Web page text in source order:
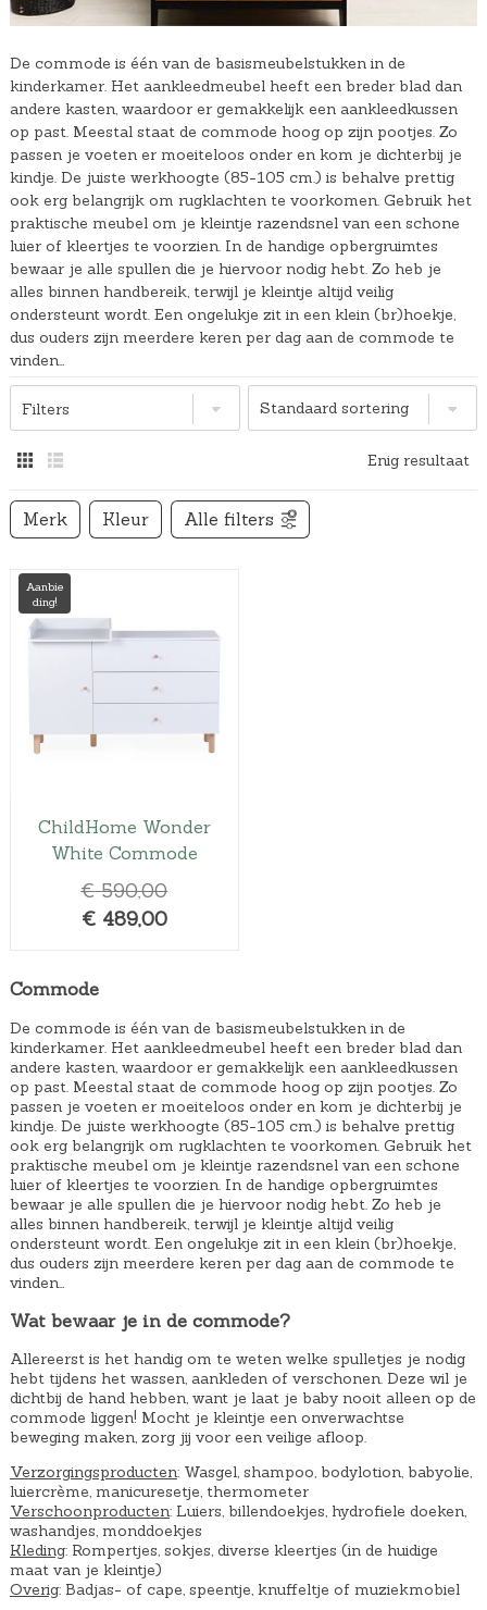
De commode is één van de basismeubelstukken in de
kinderkamer. Het aankleedmeubel heeft een breder blad dan
andere kasten, waardoor er gemakkelijk een aankleedkussen
op past. Meestal staat de commode hoog op zijn pootjes. Zo
passen je voeten er moeiteloos onder en kom je dichterbij je
kindje. De juiste werkhoogte (85-105 cm.) is behalve prettig
ook erg belangrijk om rugklachten te voorkomen. Gebruik het
praktische meubel om je kleintje razendsnel van een schone
luier of kleertjes te voorzien. In de handige opbergruimtes
bewaar je alle spullen die je hiervoor nodig hebt. Zo heb je
alles binnen handbereik, terwijl je kleintje altijd veilig
ondersteunt wordt. Een ongelukje zit in een klein (br)hoekje,
dus ouders zijn meerdere keren per dag aan de commode te
vinden…
Filters
Enig resultaat
Merk Kleur Alle filters
Aanbie
ding!
ChildHome Wonder
White Commode
€ 590,00
r
o
n
k
e
l
i
j
k
p
i
j
s
a
s
:
5
€ 489,00
i
g
e
p
r
i
j
s
i
:
4
8
9
0
0
.
Commode
De commode is één van de basismeubelstukken in de
kinderkamer. Het aankleedmeubel heeft een breder blad dan
andere kasten, waardoor er gemakkelijk een aankleedkussen
op past. Meestal staat de commode hoog op zijn pootjes. Zo
passen je voeten er moeiteloos onder en kom je dichterbij je
kindje. De juiste werkhoogte (85-105 cm.) is behalve prettig
ook erg belangrijk om rugklachten te voorkomen. Gebruik het
praktische meubel om je kleintje razendsnel van een schone
luier of kleertjes te voorzien. In de handige opbergruimtes
bewaar je alle spullen die je hiervoor nodig hebt. Zo heb je
alles binnen handbereik, terwijl je kleintje altijd veilig
ondersteunt wordt. Een ongelukje zit in een klein (br)hoekje,
dus ouders zijn meerdere keren per dag aan de commode te
vinden…
Wat bewaar je in de commode?
Allereerst is het handig om te weten welke spulletjes je nodig
hebt tijdens het wassen, aankleden of verschonen. Deze wil je
dichtbij de hand hebben, want je laat je baby nooit alleen op de
commode liggen! Mocht je kleintje een onverwachtse
beweging maken, zorg jij voor een veilige afloop.
Verzorgingsproducten: Wasgel, shampoo, bodylotion, babyolie,
luiercrème, manicuresetje, thermometer
Verschoonproducten: Luiers, billendoekjes, hydrofiele doeken,
washandjes, monddoekjes
Kleding: Rompertjes, sokjes, diverse kleertjes (in de huidige
maat van je kleintje)
Overig: Badjas- of cape, speentje, knuffeltje of muziekmobiel